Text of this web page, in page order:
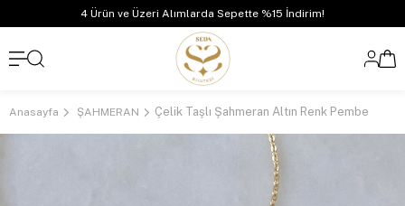
4 Ürün ve Üzeri Alımlarda Sepette %15 İndirim!
Anasayfa ŞAHMERAN Çelik Taşlı Şahmeran Altın Renk Pembe